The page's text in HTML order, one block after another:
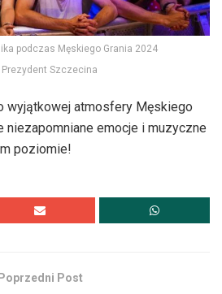
podczas Męskiego Grania 2024
Prezydent Szczecina
wyjątkowej atmosfery Męskiego
niezapomniane emocje i muzyczne
poziomie!
Poprzedni Post